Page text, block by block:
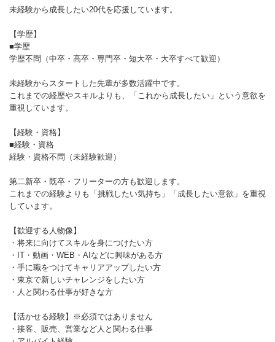
未経験から成長したい20代を応援しています。
【学歴】
■学歴
学歴不問（中卒・高卒・専門卒・短大卒・大卒すべて歓迎）
未経験からスタートした先輩が多数活躍中です。
これまでの経歴やスキルよりも、「これから成長したい」という意欲を
重視しています。
【経験・資格】
■経験・資格
経験・資格不問（未経験歓迎）
第二新卒・既卒・フリーターの方も歓迎します。
これまでの経験よりも「挑戦したい気持ち」「成長したい意欲」を重視
しています。
【歓迎する人物像】
・将来に向けてスキルを身につけたい方
・IT・動画・WEB・AIなどに興味がある方
・手に職をつけてキャリアアップしたい方
・東京で新しいチャレンジをしたい方
・人と関わる仕事が好きな方
【活かせる経験】※必須ではありません
・接客、販売、営業など人と関わる仕事